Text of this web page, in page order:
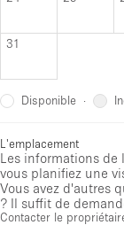
31
Disponible ·
L'emplacement
Les informations de
vous planifiez une
Vous avez d'autres
? Il suffit de
Contacter le